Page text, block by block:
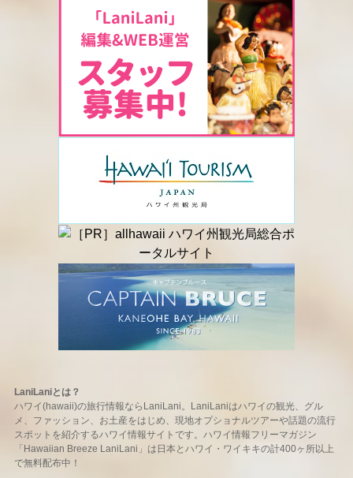
LaniLaniとは？
ハワイ(hawaii)の旅行情報ならLaniLani。LaniLaniはハワイの観光、グル
メ、ファッション、お土産をはじめ、現地オプショナルツアーや話題の流行
スポットを紹介するハワイ情報サイトです。ハワイ情報フリーマガジン
「Hawaiian Breeze LaniLani」は日本とハワイ・ワイキキの計400ヶ所以上
で無料配布中！